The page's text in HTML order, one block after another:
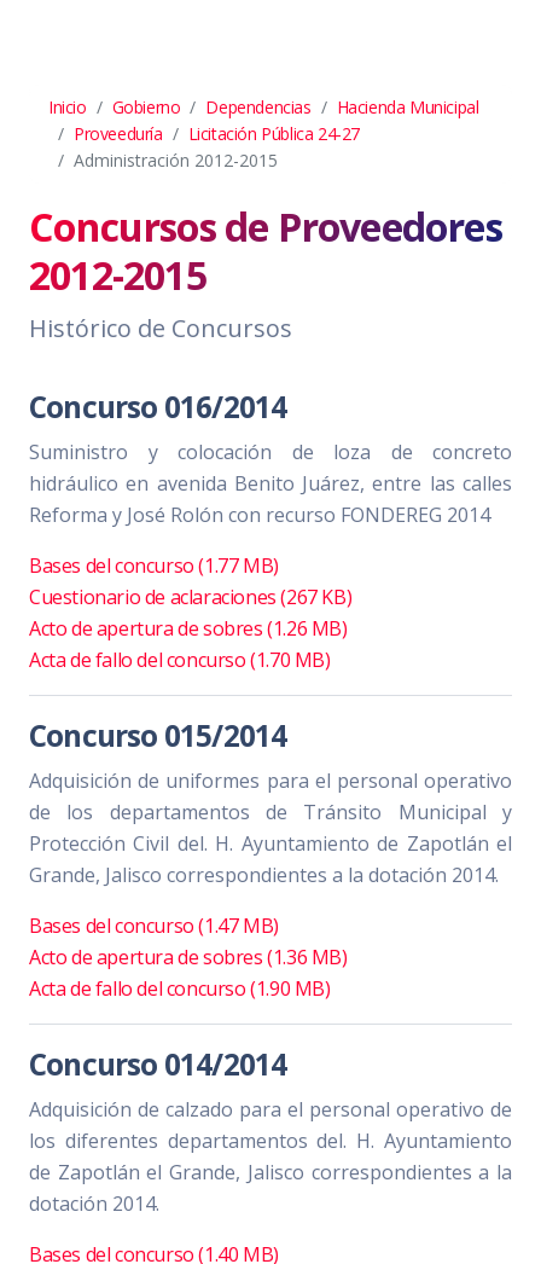
Inicio Gobierno Dependencias
Hacienda Municipal
Proveeduría
Licitación Pública 24-27
Administración 2012-2015
Concursos de Proveedores
2012-2015
Histórico de Concursos
Concurso 016/2014
Suministro y colocación de loza de concreto
hidráulico en avenida Benito Juárez, entre las calles
Reforma y José Rolón con recurso FONDEREG 2014
Bases del concurso (1.77 MB)
Cuestionario de aclaraciones (267 KB)
Acto de apertura de sobres (1.26 MB)
Acta de fallo del concurso (1.70 MB)
Concurso 015/2014
Adquisición de uniformes para el personal operativo
de los departamentos de Tránsito Municipal y
Protección Civil del. H. Ayuntamiento de Zapotlán el
Grande, Jalisco correspondientes a la dotación 2014.
Bases del concurso (1.47 MB)
Acto de apertura de sobres (1.36 MB)
Acta de fallo del concurso (1.90 MB)
Concurso 014/2014
Adquisición de calzado para el personal operativo de
los diferentes departamentos del. H. Ayuntamiento
de Zapotlán el Grande, Jalisco correspondientes a la
dotación 2014.
Bases del concurso (1.40 MB)